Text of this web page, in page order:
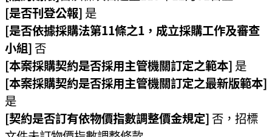
[是否刊登公報] 是
[是否依據採購法第11條之1，成立採購工作及審查
小組] 否
[本案採購契約是否採用主管機關訂定之範本] 是
[本案採購契約是否採用主管機關訂定之最新版範本]
是
[契約是否訂有依物價指數調整價金規定] 否，招標